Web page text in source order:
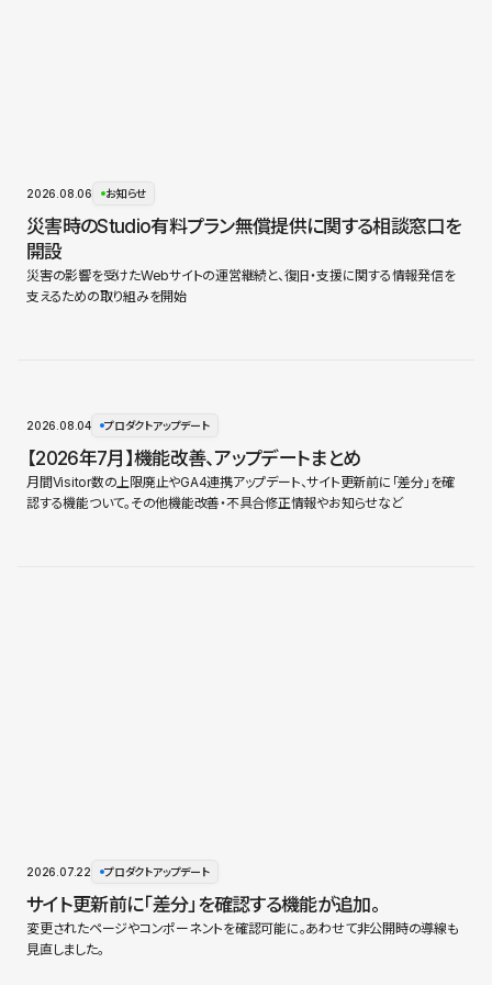
2026.08.06 お知らせ
災害時のStudio有料プラン無償提供に関する相談窓口を
開設
災害の影響を受けたWebサイトの運営継続と、復旧・支援に関する情報発信を
支えるための取り組みを開始
2026.08.04 プロダクトアップデート
【2026年7月】機能改善、アップデートまとめ
月間Visitor数の上限廃止やGA4連携アップデート、サイト更新前に「差分」を確
認する機能ついて。その他機能改善・不具合修正情報やお知らせなど
2026.07.22 プロダクトアップデート
サイト更新前に「差分」を確認する機能が追加。
変更されたページやコンポーネントを確認可能に。あわせて非公開時の導線も
見直しました。